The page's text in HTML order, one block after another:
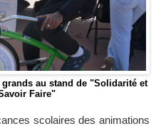
au stand de "Solidarité et
Faire"